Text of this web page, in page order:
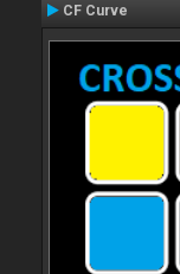
CF Curve